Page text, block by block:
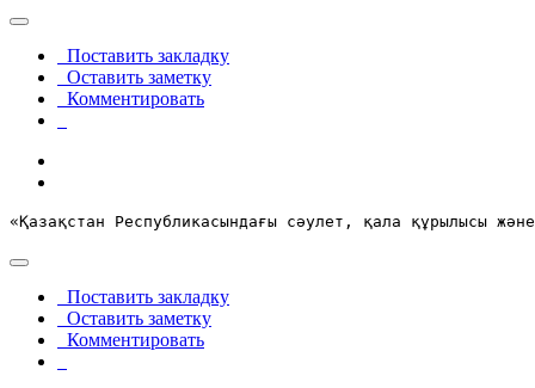
Поставить закладку
Оставить заметку
Комментировать
«Қазақстан Республикасындағы сәулет , қала құрылысы
Поставить закладку
Оставить заметку
Комментировать